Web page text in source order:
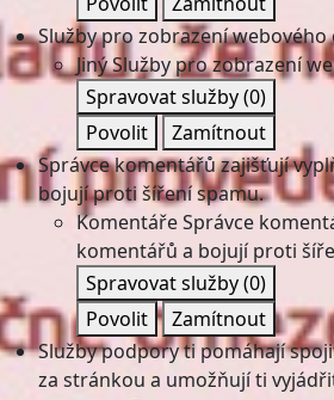
Služby pro zobrazení webového
JinýSlužby pro zobrazení
Spravovat služby(0)
Povolit
Zamítnout
Správce komentářů zajišťují
bojují proti šíření spamu.
KomentářeSprávce
komentářů a bojují proti
Spravovat služby(0)
Povolit
Zamítnout
Služby podpory ti pomáhají
za stránkou a umožňují ti